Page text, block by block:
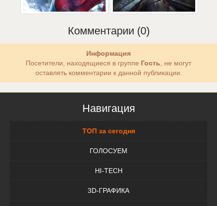
Комментарии (0)
Информация
Посетители, находящиеся в группе Гость , не могут
оставлять комментарии к данной публикации.
Навигация
ТОП за сегодня
ГОЛОСУЕМ
HI-TECH
3D-ГРАФИКА